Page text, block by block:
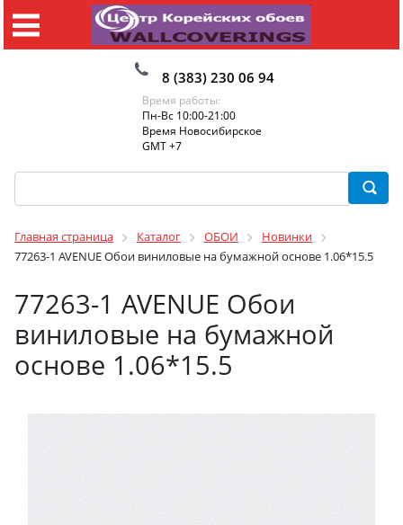
8 (383) 230 06 94
Время работы:
Пн-Вс 10:00-21:00
Время Новосибирское
GMT +7
Главная страница Каталог ОБОИ
Новинки
77263-1 AVENUE Обои виниловые на бумажной основе 1.06*15.5
77263-1 AVENUE Обои
виниловые на бумажной
основе 1.06*15.5